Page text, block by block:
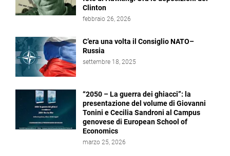
Clinton
febbraio 26, 2026
C’era una volta il Consiglio NATO–
Russia
settembre 18, 2025
“2050 – La guerra dei ghiacci”: la
presentazione del volume di Giovanni
Tonini e Cecilia Sandroni al Campus
genovese di European School of
Economics
marzo 25, 2026